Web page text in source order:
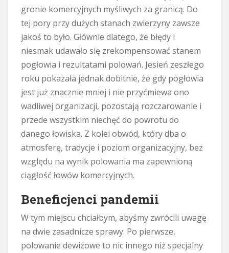
gronie komercyjnych myśliwych za granicą. Do
tej pory przy dużych stanach zwierzyny zawsze
jakoś to było. Głównie dlatego, że błędy i
niesmak udawało się zrekompensować stanem
pogłowia i rezultatami polowań. Jesień zeszłego
roku pokazała jednak dobitnie, że gdy pogłowia
jest już znacznie mniej i nie przyćmiewa ono
wadliwej organizacji, pozostają rozczarowanie i
przede wszystkim niechęć do powrotu do
danego łowiska. Z kolei obwód, który dba o
atmosferę, tradycje i poziom organizacyjny, bez
względu na wynik polowania ma zapewnioną
ciągłość łowów komercyjnych.
Beneficjenci pandemii
W tym miejscu chciałbym, abyśmy zwrócili uwagę
na dwie zasadnicze sprawy. Po pierwsze,
polowanie dewizowe to nic innego niż specjalny